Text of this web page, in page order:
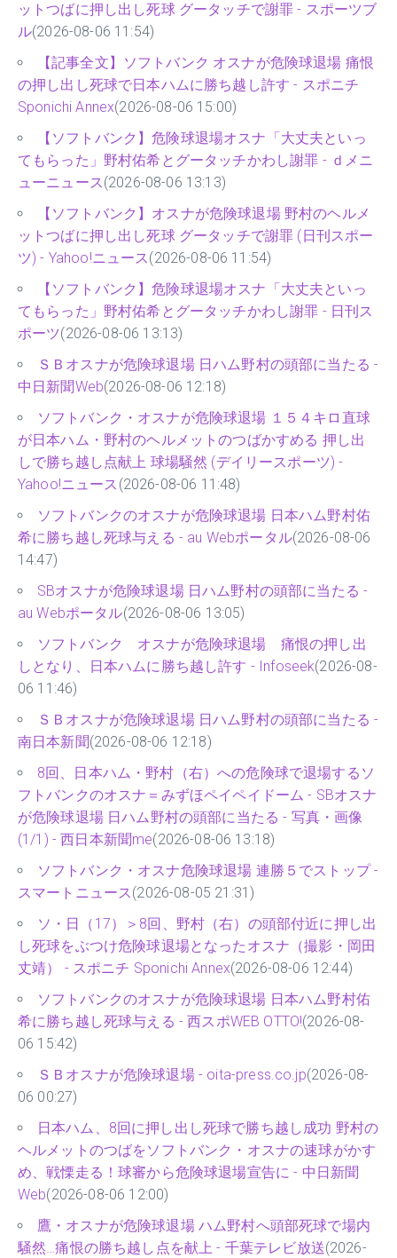
ットつばに押し出し死球 グータッチで謝罪 - スポーツブ
ル(2026-08-06 11:54)
【記事全文】ソフトバンク オスナが危険球退場 痛恨
の押し出し死球で日本ハムに勝ち越し許す - スポニチ
Sponichi Annex(2026-08-06 15:00)
【ソフトバンク】危険球退場オスナ「大丈夫といっ
てもらった」野村佑希とグータッチかわし謝罪 - ｄメニ
ューニュース(2026-08-06 13:13)
【ソフトバンク】オスナが危険球退場 野村のヘルメ
ットつばに押し出し死球 グータッチで謝罪 (日刊スポー
ツ) - Yahoo!ニュース(2026-08-06 11:54)
【ソフトバンク】危険球退場オスナ「大丈夫といっ
てもらった」野村佑希とグータッチかわし謝罪 - 日刊ス
ポーツ(2026-08-06 13:13)
ＳＢオスナが危険球退場 日ハム野村の頭部に当たる -
中日新聞Web(2026-08-06 12:18)
ソフトバンク・オスナが危険球退場 １５４キロ直球
が日本ハム・野村のヘルメットのつばかすめる 押し出
しで勝ち越し点献上 球場騒然 (デイリースポーツ) -
Yahoo!ニュース (2026-08-06 11:48)
ソフトバンクのオスナが危険球退場 日本ハム野村佑
希に勝ち越し死球与える - au Webポータル(2026-08-06
14:47)
SBオスナが危険球退場 日ハム野村の頭部に当たる -
au Webポータル(2026-08-06 13:05)
ソフトバンク オスナが危険球退場 痛恨の押し出
しとなり、日本ハムに勝ち越し許す - Infoseek(2026-08-
06 11:46)
ＳＢオスナが危険球退場 日ハム野村の頭部に当たる -
南日本新聞(2026-08-06 12:18)
8回、日本ハム・野村（右）への危険球で退場するソ
フトバンクのオスナ＝みずほペイペイドーム - SBオスナ
が危険球退場 日ハム野村の頭部に当たる - 写真・画像
(1/1) - 西日本新聞me(2026-08-06 13:18)
ソフトバンク・オスナ危険球退場 連勝５でストップ -
スマートニュース(2026-08-05 21:31)
ソ・日（17）＞8回、野村（右）の頭部付近に押し出
し死球をぶつけ危険球退場となったオスナ（撮影・岡田
丈靖） - スポニチ Sponichi Annex(2026-08-06 12:44)
ソフトバンクのオスナが危険球退場 日本ハム野村佑
希に勝ち越し死球与える - 西スポWEB OTTO!(2026-08-
06 15:42)
ＳＢオスナが危険球退場 - oita-press.co.jp(2026-08-
06 00:27)
日本ハム、8回に押し出し死球で勝ち越し成功 野村の
ヘルメットのつばをソフトバンク・オスナの速球がかす
め、戦慄走る！球審から危険球退場宣告に - 中日新聞
Web(2026-08-06 12:00)
鷹・オスナが危険球退場 ハム野村へ頭部死球で場内
騒然…痛恨の勝ち越し点を献上 - 千葉テレビ放送(2026-